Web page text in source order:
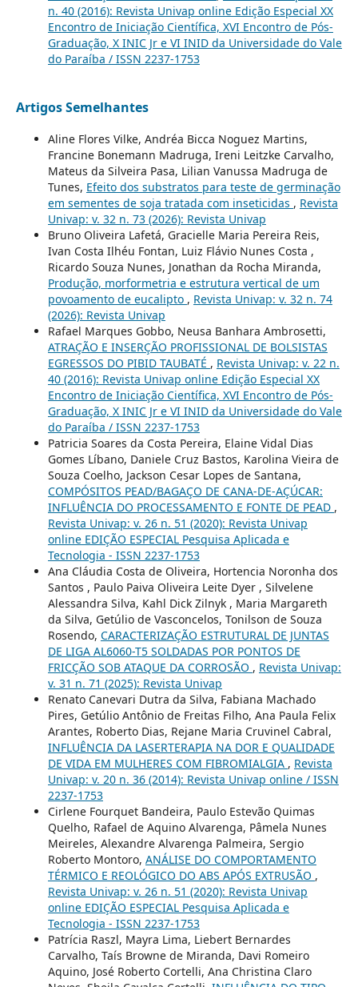
n. 40 (2016): Revista Univap online Edição Especial XX
Encontro de Iniciação Científica, XVI Encontro de Pós-
Graduação, X INIC Jr e VI INID da Universidade do Vale
do Paraíba / ISSN 2237-1753
Artigos Semelhantes
Aline Flores Vilke, Andréa Bicca Noguez Martins,
Francine Bonemann Madruga, Ireni Leitzke Carvalho,
Mateus da Silveira Pasa, Lilian Vanussa Madruga de
Tunes, Efeito dos substratos para teste de germinação
em sementes de soja tratada com inseticidas , Revista
Univap: v. 32 n. 73 (2026): Revista Univap
Bruno Oliveira Lafetá, Gracielle Maria Pereira Reis,
Ivan Costa Ilhéu Fontan, Luiz Flávio Nunes Costa ,
Ricardo Souza Nunes, Jonathan da Rocha Miranda,
Produção, morformetria e estrutura vertical de um
povoamento de eucalipto , Revista Univap: v. 32 n. 74
(2026): Revista Univap
Rafael Marques Gobbo, Neusa Banhara Ambrosetti,
ATRAÇÃO E INSERÇÃO PROFISSIONAL DE BOLSISTAS
EGRESSOS DO PIBID TAUBATÉ , Revista Univap: v. 22 n.
40 (2016): Revista Univap online Edição Especial XX
Encontro de Iniciação Científica, XVI Encontro de Pós-
Graduação, X INIC Jr e VI INID da Universidade do Vale
do Paraíba / ISSN 2237-1753
Patricia Soares da Costa Pereira, Elaine Vidal Dias
Gomes Líbano, Daniele Cruz Bastos, Karolina Vieira de
Souza Coelho, Jackson Cesar Lopes de Santana,
COMPÓSITOS PEAD/BAGAÇO DE CANA-DE-AÇÚCAR:
INFLUÊNCIA DO PROCESSAMENTO E FONTE DE PEAD ,
Revista Univap: v. 26 n. 51 (2020): Revista Univap
online EDIÇÃO ESPECIAL Pesquisa Aplicada e
Tecnologia - ISSN 2237-1753
Ana Cláudia Costa de Oliveira, Hortencia Noronha dos
Santos , Paulo Paiva Oliveira Leite Dyer , Silvelene
Alessandra Silva, Kahl Dick Zilnyk , Maria Margareth
da Silva, Getúlio de Vasconcelos, Tonilson de Souza
Rosendo, CARACTERIZAÇÃO ESTRUTURAL DE JUNTAS
DE LIGA AL6060-T5 SOLDADAS POR PONTOS DE
FRICÇÃO SOB ATAQUE DA CORROSÃO , Revista Univap:
v. 31 n. 71 (2025): Revista Univap
Renato Canevari Dutra da Silva, Fabiana Machado
Pires, Getúlio Antônio de Freitas Filho, Ana Paula Felix
Arantes, Roberto Dias, Rejane Maria Cruvinel Cabral,
INFLUÊNCIA DA LASERTERAPIA NA DOR E QUALIDADE
DE VIDA EM MULHERES COM FIBROMIALGIA , Revista
Univap: v. 20 n. 36 (2014): Revista Univap online / ISSN
2237-1753
Cirlene Fourquet Bandeira, Paulo Estevão Quimas
Quelho, Rafael de Aquino Alvarenga, Pâmela Nunes
Meireles, Alexandre Alvarenga Palmeira, Sergio
Roberto Montoro, ANÁLISE DO COMPORTAMENTO
TÉRMICO E REOLÓGICO DO ABS APÓS EXTRUSÃO ,
Revista Univap: v. 26 n. 51 (2020): Revista Univap
online EDIÇÃO ESPECIAL Pesquisa Aplicada e
Tecnologia - ISSN 2237-1753
Patrícia Raszl, Mayra Lima, Liebert Bernardes
Carvalho, Taís Browne de Miranda, Davi Romeiro
Aquino, José Roberto Cortelli, Ana Christina Claro